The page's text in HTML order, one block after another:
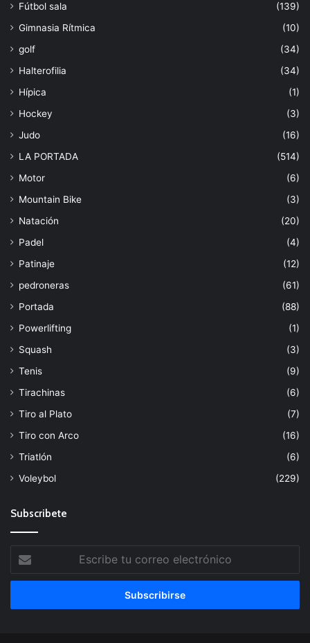
Fútbol sala
(139)
Gimnasia Rítmica
(10)
golf
(34)
Halterofilia
(34)
Hípica
(1)
Hockey
(3)
Judo
(16)
LA PORTADA
(514)
Motor
(6)
Mountain Bike
(3)
Natación
(20)
Padel
(4)
Patinaje
(12)
pedroneras
(61)
Portada
(88)
Powerlifting
(1)
Squash
(3)
Tenis
(9)
Tirachinas
(6)
Tiro al Plato
(7)
Tiro con Arco
(16)
Triatlón
(6)
Voleybol
(229)
Subscribete
tu
correo